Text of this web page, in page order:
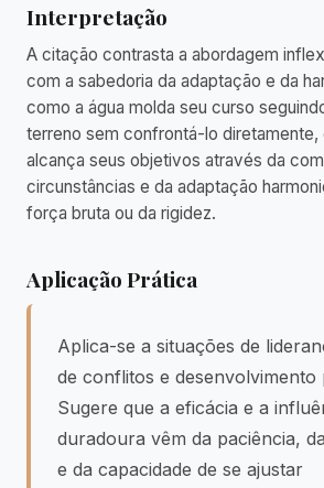
Interpretação
A citação contrasta a abordagem
com a sabedoria da adaptação e da
como a água molda seu curso
terreno sem confrontá-lo diretamente,
alcança seus objetivos através da
circunstâncias e da adaptação
força bruta ou da rigidez.
Aplicação Prática
Aplica-se a situações de
de conflitos e desenvolvimento
Sugere que a eficácia e a
duradoura vêm da paciência,
e da capacidade de se ajustar